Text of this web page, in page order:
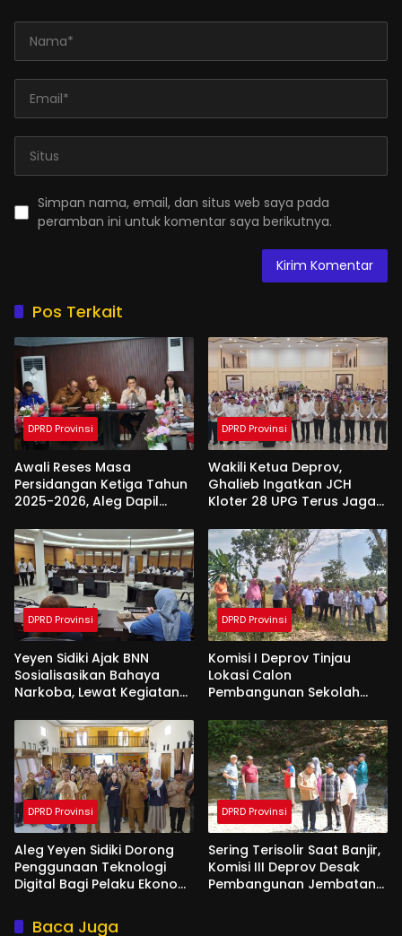
Simpan nama, email, dan situs web saya pada
peramban ini untuk komentar saya berikutnya.
Pos Terkait
DPRD Provinsi
Awali Reses Masa
Persidangan Ketiga Tahun
2025-2026, Aleg Dapil
Apresiasi Dari Pemda
DPRD Provinsi
Wakili Ketua Deprov,
Ghalieb Ingatkan JCH
Kloter 28 UPG Terus Jaga
Tanah Suci
DPRD Provinsi
Yeyen Sidiki Ajak BNN
Sosialisasikan Bahaya
Narkoba, Lewat Kegiatan
DPRD Provinsi
Komisi I Deprov Tinjau
Lokasi Calon
Pembangunan Sekolah
DPRD Provinsi
Aleg Yeyen Sidiki Dorong
Penggunaan Teknologi
Digital Bagi Pelaku Ekonomi
DPRD Provinsi
Sering Terisolir Saat Banjir,
Komisi III Deprov Desak
Pembangunan Jembatan
Baca Juga